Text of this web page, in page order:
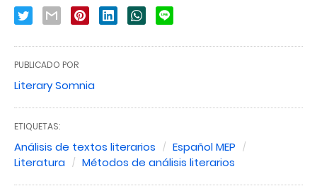
PUBLICADO POR
Literary Somnia
ETIQUETAS:
Análisis de textos literarios
Español MEP
Literatura
Métodos de análisis literarios